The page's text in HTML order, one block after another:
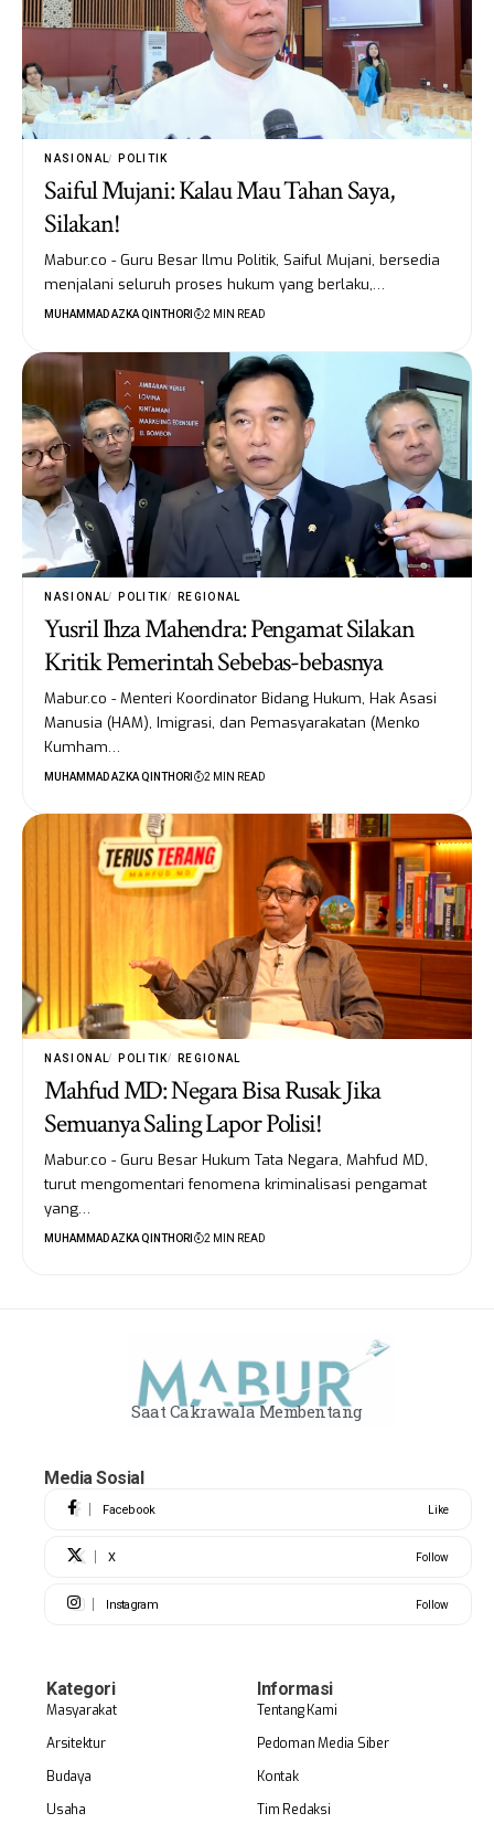
NASIONAL POLITIK
Saiful Mujani: Kalau Mau Tahan Saya,
Silakan!
Mabur.co - Guru Besar Ilmu Politik, Saiful Mujani, bersedia
menjalani seluruh proses hukum yang berlaku,…
MUHAMMAD AZKA QINTHORI 2 MIN READ
NASIONAL POLITIK REGIONAL
Yusril Ihza Mahendra: Pengamat Silakan
Kritik Pemerintah Sebebas-bebasnya
Mabur.co - Menteri Koordinator Bidang Hukum, Hak Asasi
Manusia (HAM), Imigrasi, dan Pemasyarakatan (Menko
Kumham…
MUHAMMAD AZKA QINTHORI 2 MIN READ
NASIONAL POLITIK REGIONAL
Mahfud MD: Negara Bisa Rusak Jika
Semuanya Saling Lapor Polisi!
Mabur.co - Guru Besar Hukum Tata Negara, Mahfud MD,
turut mengomentari fenomena kriminalisasi pengamat
yang…
MUHAMMAD AZKA QINTHORI 2 MIN READ
Saat Cakrawala Membentang
Media Sosial
Facebook Like
X Follow
Instagram Follow
Kategori
Masyarakat
Arsitektur
Budaya
Usaha
Informasi
Tentang Kami
Pedoman Media Siber
Kontak
Tim Redaksi